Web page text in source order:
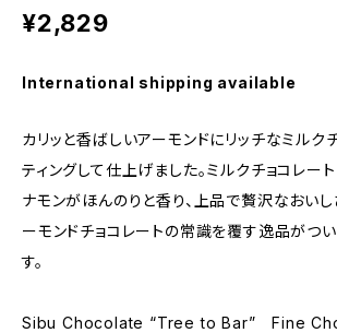
¥2,829
International shipping available
カリッと香ばしいアーモンドにリッチなミルク
ティングして仕上げました。ミルクチョコレー
ナモンがほんのりと香り、上品で贅沢なおいし
ーモンドチョコレートの常識を覆す逸品がつ
す。
Sibu Chocolate “Tree to Bar” Fine